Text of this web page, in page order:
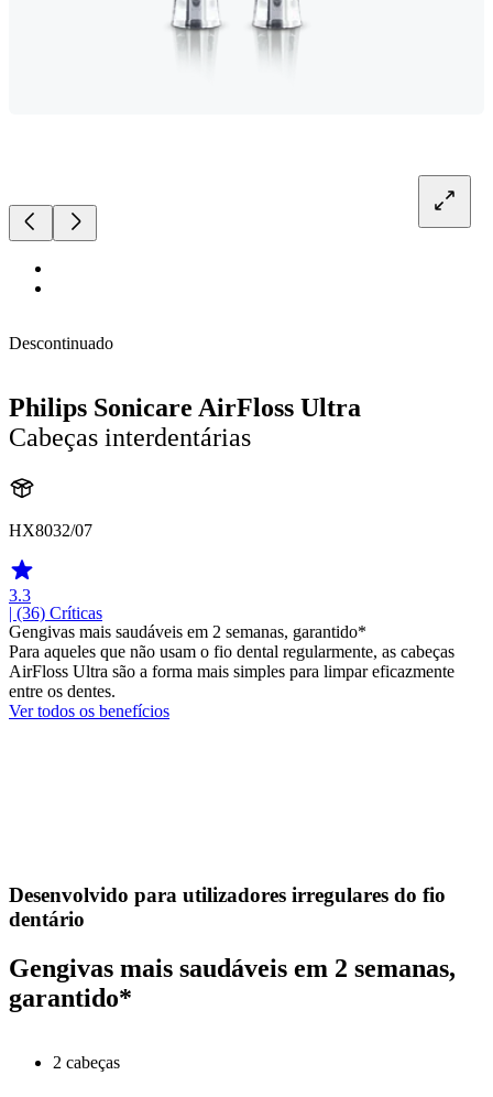
Descontinuado
Philips Sonicare AirFloss Ultra
Cabeças interdentárias
HX8032/07
3.3
| (36) Críticas
Gengivas mais saudáveis em 2 semanas, garantido*
Para aqueles que não usam o fio dental regularmente, as cabeças
AirFloss Ultra são a forma mais simples para limpar eficazmente
entre os dentes.
Ver todos os benefícios
Desenvolvido para utilizadores irregulares do fio
dentário
Gengivas mais saudáveis em 2 semanas,
garantido*
2 cabeças